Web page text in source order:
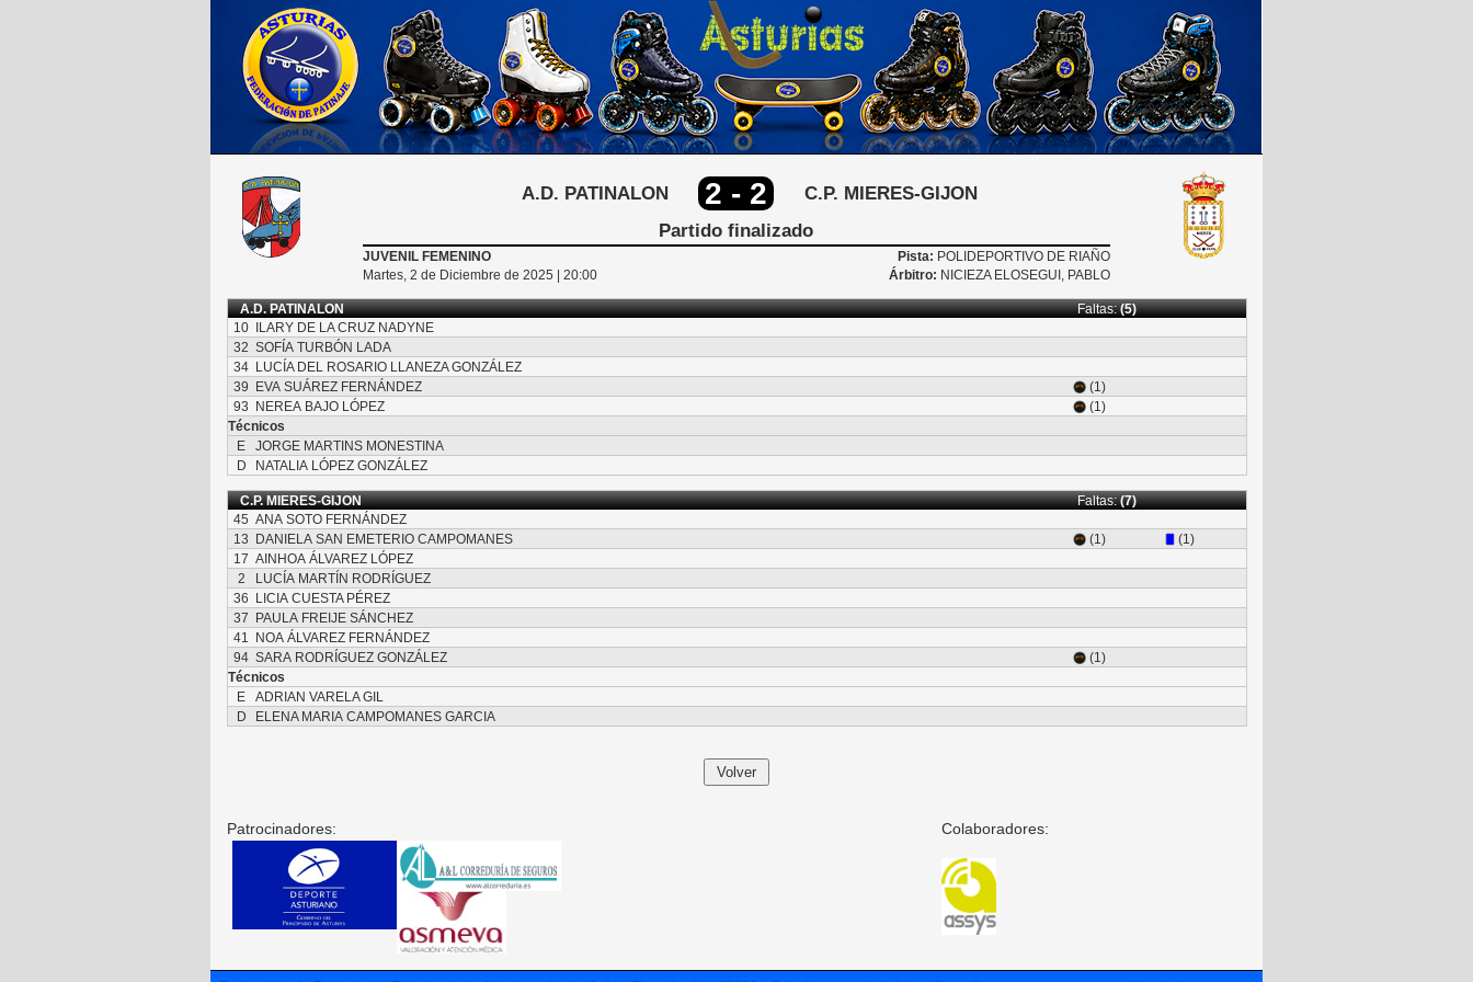
A.D. PATINALON 2 - 2
C.P. MIERES-GIJON
Partido finalizado
JUVENIL FEMENINO
Martes, 2 de Diciembre de 2025 | 20:00
Pista: POLIDEPORTIVO DE RIAÑO
Árbitro: NICIEZA ELOSEGUI, PABLO
A.D. PATINALON Faltas:(5)
10 ILARY DE LA CRUZ NADYNE
32 SOFÍA TURBÓN LADA
34 LUCÍA DEL ROSARIO LLANEZA GONZÁLEZ
39
EVA SUÁREZ FERNÁNDEZ
(1)
93
NEREA BAJO LÓPEZ
(1)
Técnicos
E
JORGE MARTINS MONESTINA
D
NATALIA LÓPEZ GONZÁLEZ
C.P. MIERES-GIJON Faltas:(7)
45 ANA SOTO FERNÁNDEZ
13
DANIELA SAN EMETERIO CAMPOMANES (1)
(1)
17 AINHOA ÁLVAREZ LÓPEZ
2
LUCÍA MARTÍN RODRÍGUEZ
36
LICIA CUESTA PÉREZ
37
PAULA FREIJE SÁNCHEZ
41
NOA ÁLVAREZ FERNÁNDEZ
94 SARA RODRÍGUEZ GONZÁLEZ
(1)
Técnicos
E
ADRIAN VARELA GIL
D
ELENA MARIA CAMPOMANES GARCIA
Patrocinadores: Colaboradores: